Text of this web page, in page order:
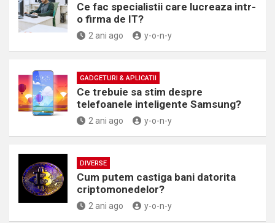
Ce fac specialistii care lucreaza intr-
o firma de IT?
2 ani ago y-o-n-y
GADGETURI & APLICATII
Ce trebuie sa stim despre
telefoanele inteligente Samsung?
2 ani ago y-o-n-y
DIVERSE
Cum putem castiga bani datorita
criptomonedelor?
2 ani ago y-o-n-y